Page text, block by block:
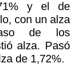
y el de
con un alza
de los
alza. Pasó
de 1,72%.